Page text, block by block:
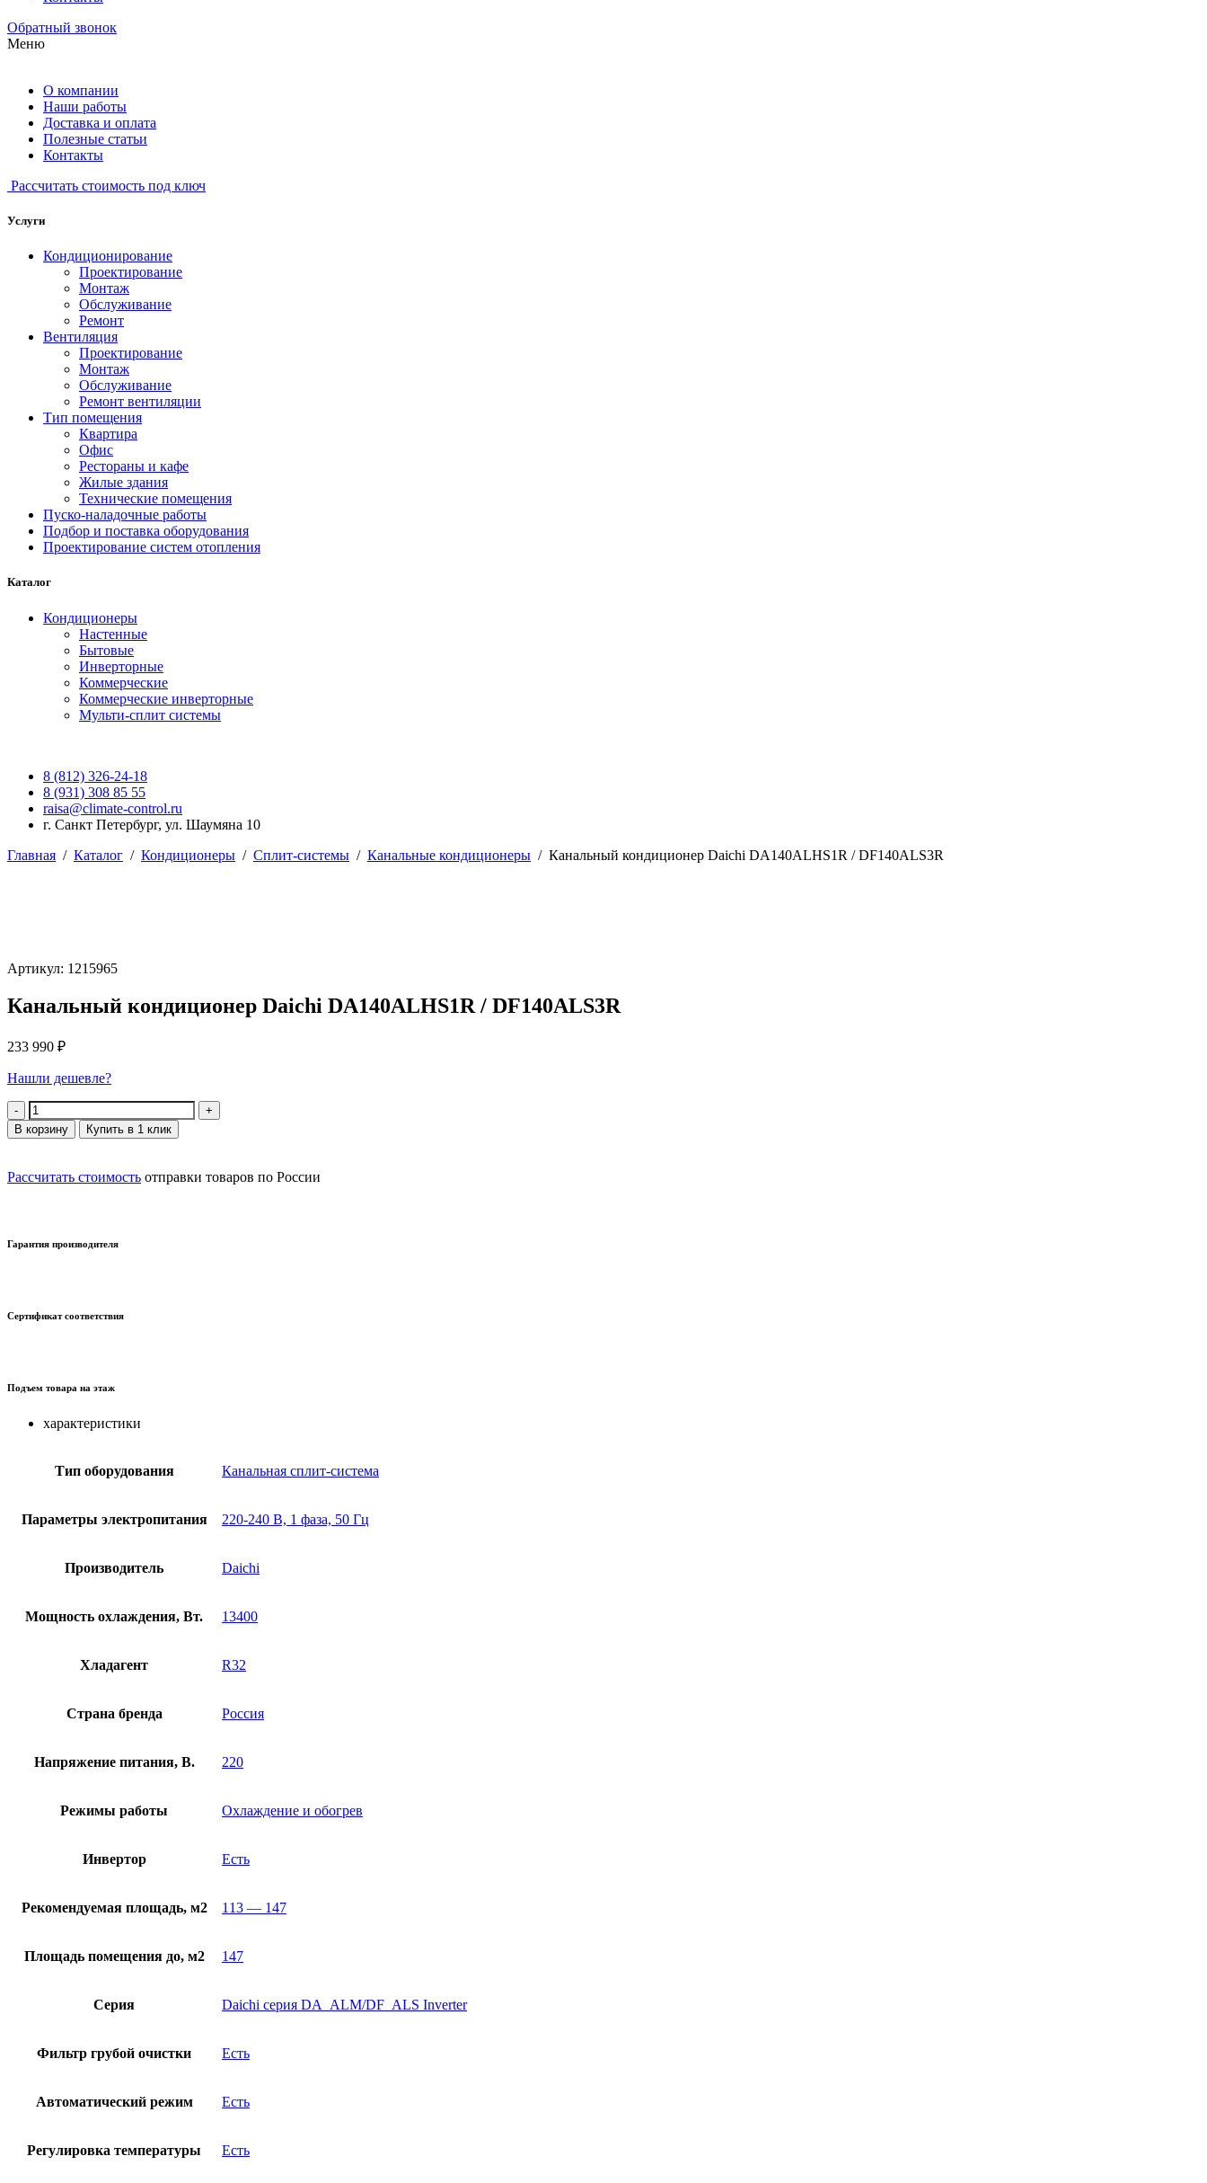
Обратный звонок
Меню
О компании
Наши работы
Доставка и оплата
Полезные статьи
Контакты
Рассчитать стоимость под ключ
Услуги
Кондиционирование
Проектирование
Монтаж
Обслуживание
Ремонт
Вентиляция
Проектирование
Монтаж
Обслуживание
Ремонт вентиляции
Тип помещения
Квартира
Офис
Рестораны и кафе
Жилые здания
Технические помещения
Пуско-наладочные работы
Подбор и поставка оборудования
Проектирование систем отопления
Каталог
Кондиционеры
Настенные
Бытовые
Инверторные
Коммерческие
Коммерческие инверторные
Мульти-сплит системы
8 (812) 326-24-18
8 (931) 308 85 55
raisa@climate-control.ru
г. Санкт Петербург, ул. Шаумяна 10
Главная / Каталог / Кондиционеры / Сплит-системы / Канальные кондиционеры / Канальный кондиционер Daichi DA140ALHS1R / DF140ALS3R
Артикул: 1215965
Канальный кондиционер Daichi DA140ALHS1R / DF140ALS3R
233 990 ₽
Нашли дешевле?
Количество
В корзину Купить в 1 клик
Рассчитать стоимость отправки товаров по России
Гарантия производителя
Сертификат соответствия
Подъем товара на этаж
характеристики
Тип оборудования Канальная сплит-система
Параметры электропитания 220-240 В, 1 фаза, 50 Гц
Производитель Daichi
Мощность охлаждения, Вт. 13400
Хладагент R32
Страна бренда Россия
Напряжение питания, В. 220
Режимы работы Охлаждение и обогрев
Инвертор Есть
Рекомендуемая площадь, м2 113 — 147
Площадь помещения до, м2 147
Серия Daichi серия DA_ALM/DF_ALS Inverter
Фильтр грубой очистки Есть
Автоматический режим Есть
Регулировка температуры Есть